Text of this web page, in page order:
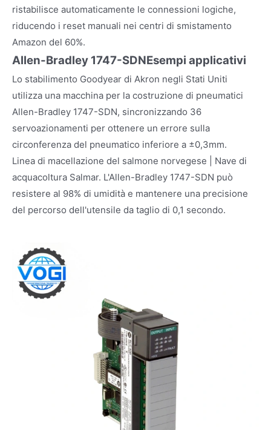
ristabilisce automaticamente le connessioni logiche,
riducendo i reset manuali nei centri di smistamento
Amazon del 60%.
Allen-Bradley 1747-SDNEsempi applicativi
Lo stabilimento Goodyear di Akron negli Stati Uniti
utilizza una macchina per la costruzione di pneumatici
Allen-Bradley 1747-SDN, sincronizzando 36
servoazionamenti per ottenere un errore sulla
circonferenza del pneumatico inferiore a ±0,3mm.
Linea di macellazione del salmone norvegese | Nave di
acquacoltura Salmar. L'Allen-Bradley 1747-SDN può
resistere al 98% di umidità e mantenere una precisione
del percorso dell'utensile da taglio di 0,1 secondo.